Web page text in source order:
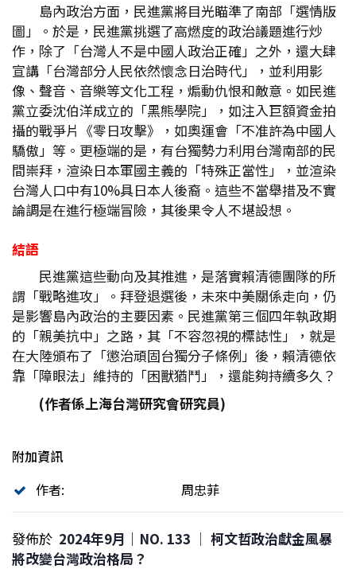
島內政治方面，民進黨將目光瞄準了南部「選情版
圖」。於是，民進黨挑選了高燃度的政治議題進行炒
作，除了「台灣人不是中國人政治正確」之外，還大肆
宣講「台灣部分人民依然懷念日治時代」，並利用影
像、聲音、音樂等文化工程，煽動仇恨和敵意。如民進
黨立委沈伯洋成立的「黑熊學院」，如注入巨額資金拍
攝的戰爭片《零日攻擊》，如奧運會「不准許為中國人
驕傲」等。更極端的是，有台獨勢力利用台灣南部的民
間崇拜，渲染日本軍國主義的「特殊正當性」，並渲染
台灣人口中有10%具日本人後裔。這些不當舉措及不實
論調是在進行極端冒險，其後果令人不堪設想。
結語
民進黨這些動向及其推進，是落實賴清德團隊的所
謂「戰略進攻」。拜登退選後，未來中美關係走向，仍
是影響島內政治的主要因素。民進黨第三個四年執政期
的「親美抗中」之路，其「不容忽視的標誌性」，就是
在大陸頒布了「懲治頑固台獨分子條例」後，賴清德依
靠「障眼法」維持的「困獸猶鬥」，還能夠持續多久？
(作者係上海台灣研究會研究員)
附加資訊
作者:
周忠菲
發佈於 2024年9月｜NO. 133 │ 柯文哲政治獻金風暴
將改變台灣政治格局？